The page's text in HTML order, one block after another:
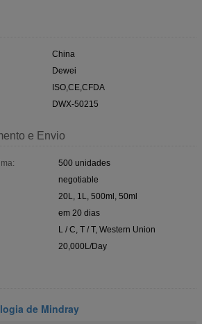
China
Dewei
ISO,CE,CFDA
DWX-50215
e Envio
500 unidades
negotiable
20L, 1L, 500ml, 50ml
em 20 dias
L / C, T / T, Western Union
20,000L/Day
de Mindray